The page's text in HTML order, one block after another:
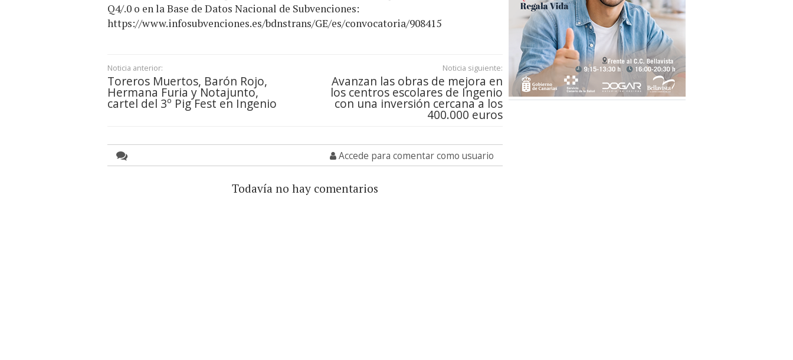
Q4/.0 o en la Base de Datos Nacional de Subvenciones:
https://www.infosubvenciones.es/bdnstrans/GE/es/convocatoria/908415
Noticia anterior:
Toreros Muertos, Barón Rojo,
Hermana Furia y Notajunto,
cartel del 3º Pig Fest en Ingenio
Noticia siguiente:
Avanzan las obras de mejora en
los centros escolares de Ingenio
con una inversión cercana a los
400.000 euros
Accede para comentar como usuario
Todavía no hay comentarios